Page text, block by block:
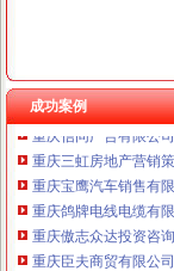
成功案例
重庆海谛升进出口贸
重庆奕欣锦诚商贸有
重庆信同广告有限公
重庆三虹房地产营销
重庆宝鹰汽车销售有
重庆鸽牌电线电缆有
重庆傲志众达投资咨
重庆臣夫商贸有限公
重庆卿倾商贸有限责